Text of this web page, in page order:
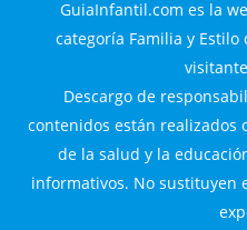
GuiaInfantil.com es la
categoría Familia y
Descargo de
contenidos están realizados
de la salud y la
informativos. No sustituyen